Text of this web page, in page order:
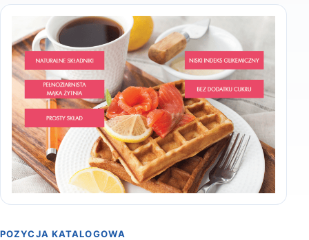
POZYCJA KATALOGOWA